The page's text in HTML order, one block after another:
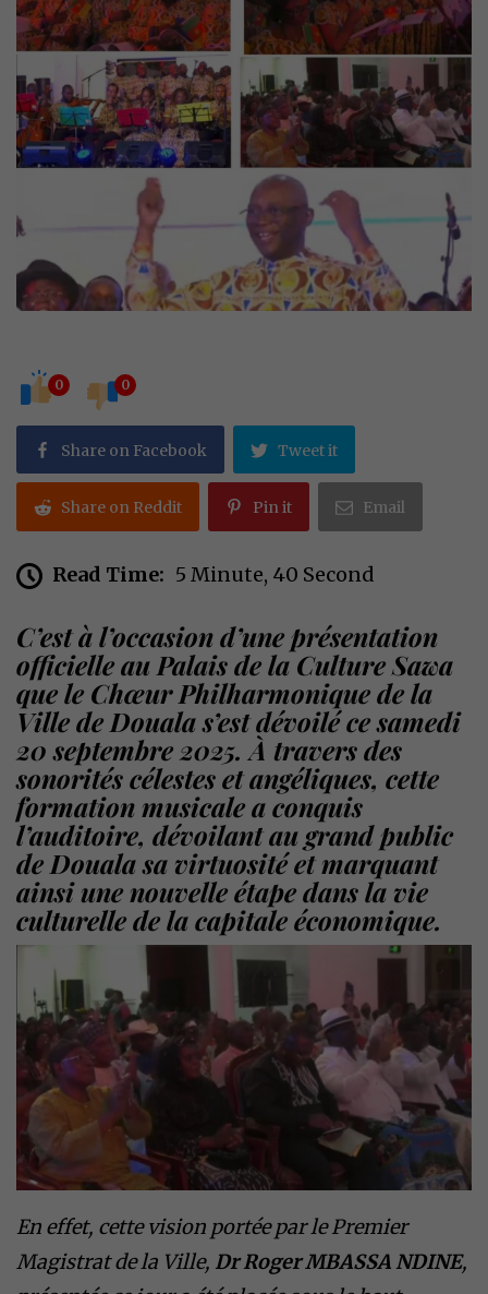
0 0
Share on Facebook Tweet it
Share on Reddit Pin it Email
Read Time: 5 Minute, 40 Second
C’est à l’occasion d’une présentation
officielle au Palais de la Culture Sawa
que le Chœur Philharmonique de la
Ville de Douala s’est dévoilé ce samedi
20 septembre 2025. À travers des
sonorités célestes et angéliques, cette
formation musicale a conquis
l’auditoire, dévoilant au grand public
de Douala sa virtuosité et marquant
ainsi une nouvelle étape dans la vie
culturelle de la capitale économique.
En effet, cette vision portée par le Premier
Magistrat de la Ville, Dr Roger MBASSA NDINE,